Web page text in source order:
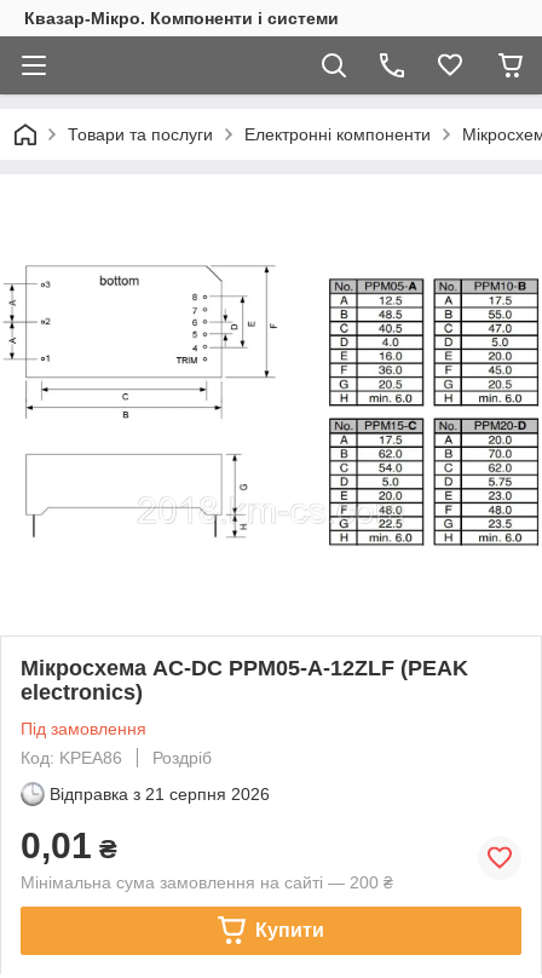
Квазар-Мікро. Компоненти і системи
Товари та послуги Електронні компоненти
Мікросхема AC-DC PPM05-A-12ZLF (PEAK
electronics)
Під замовлення
Код: KPEA86
Роздріб
Відправка з 21 серпня 2026
0,01 ₴
Мінімальна сума замовлення на сайті — 200 ₴
Купити